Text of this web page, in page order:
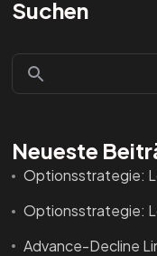
Suchen
Neueste
Optionsstrategie:
Optionsstrategie:
Advance-Decline